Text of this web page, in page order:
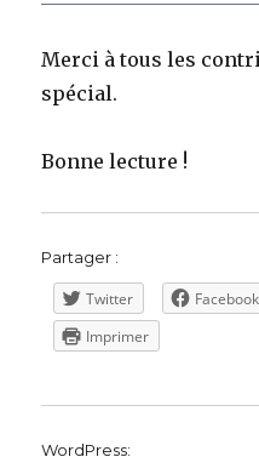
Merci à tous les
spécial.
Bonne lecture !
Partager :
Twitter Facebook
Imprimer
WordPress: